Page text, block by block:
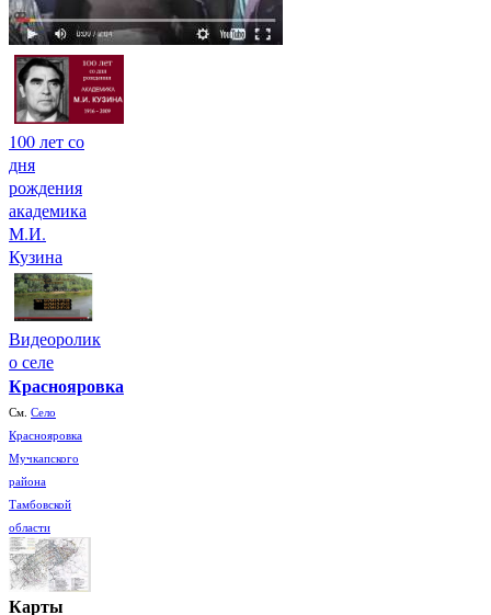
100 лет со
дня
рождения
академика
М.И.
Кузина
Видеоролик
о селе
Краснояровка
См. Село
Краснояровка
Мучкапского
района
Тамбовской
области
Карты